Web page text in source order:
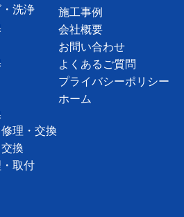
洗浄
理・交換
換
取付
施工事例
会社概要
お問い合わせ
よくあるご質問
プライバシーポリシー
ホーム